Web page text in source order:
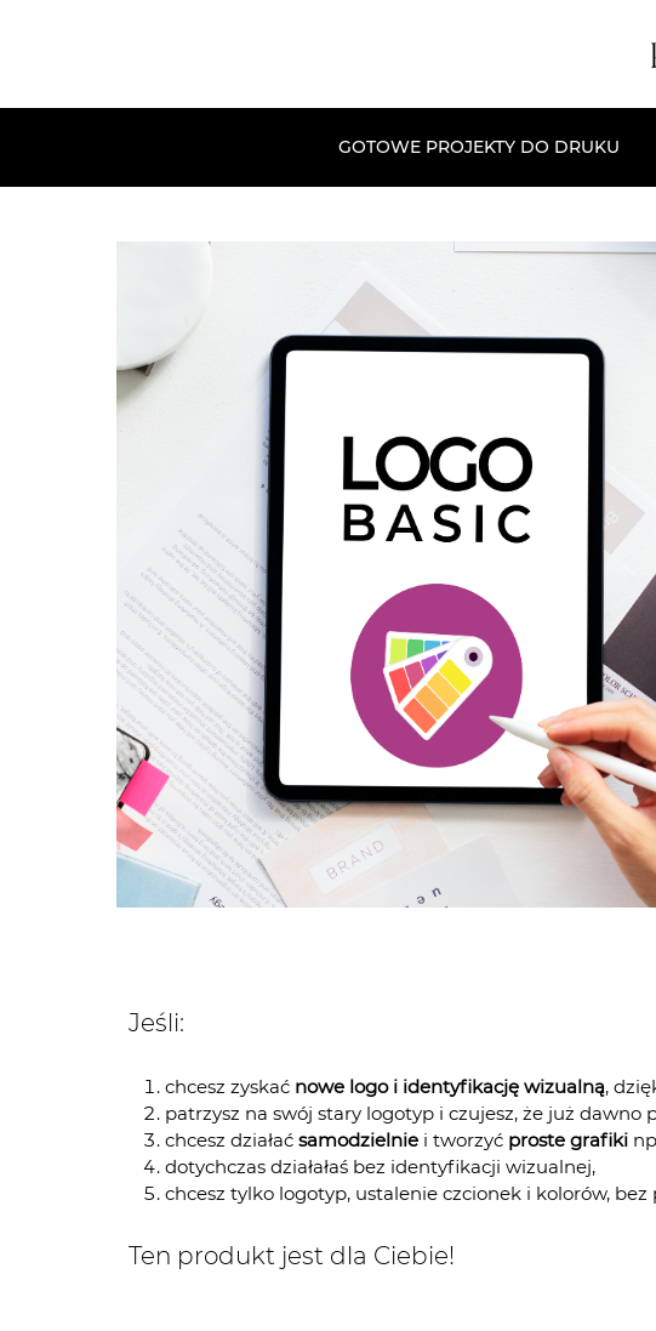
GOTOWE PROJEKTY DO DRUKU
Jeśli:
chcesz zyskać nowe logo i identyfikację wizualną,
patrzysz na swój stary logotyp i czujesz, że już dawno
chcesz działać samodzielnie i tworzyć proste grafiki
dotychczas działałaś bez identyfikacji wizualnej,
chcesz tylko logotyp, ustalenie czcionek i kolorów,
Ten produkt jest dla Ciebie!